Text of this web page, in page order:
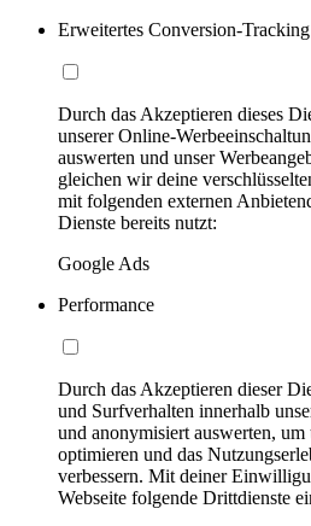
Erweitertes Conversion-Tracking
Durch das Akzeptieren dieses
unserer Online-
auswerten und unser
gleichen wir deine
mit folgenden externen
Dienste bereits nutzt:
Google Ads
Performance
Durch das Akzeptieren dieser
und Surfverhalten innerhalb
und anonymisiert auswerten, um
optimieren und das
verbessern. Mit deiner
Webseite folgende Drittdienste